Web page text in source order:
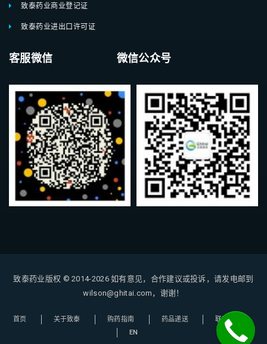
致泰药业商业登记证
致泰药业进出口许可证
客服微信 微信公众号
致泰药业版权 © 2014-2026如有意见，合作建议或投诉，请发电邮到
wilson@ghitai.com，谢谢！
首页 关于致泰 购药指南 药品递送
联系我们
EN